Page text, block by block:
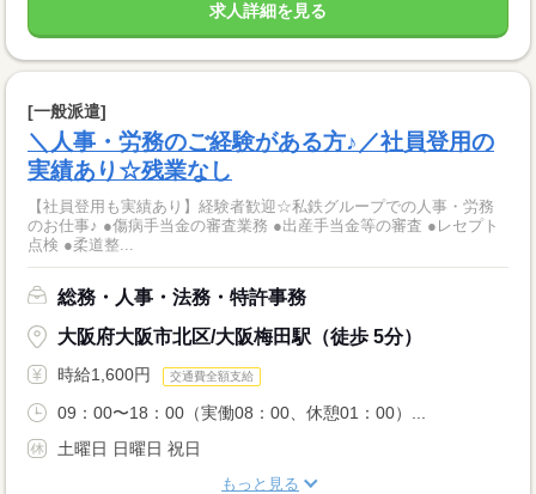
求人詳細を見る
[一般派遣]
＼人事・労務のご経験がある方♪／社員登用の
実績あり☆残業なし
【社員登用も実績あり】経験者歓迎☆私鉄グループでの人事・労務
のお仕事♪ ●傷病手当金の審査業務 ●出産手当金等の審査 ●レセプト
点検 ●柔道整...
総務・人事・法務・特許事務
大阪府大阪市北区/大阪梅田駅（徒歩 5分）
時給1,600円 交通費全額支給
09：00〜18：00（実働08：00、休憩01：00）...
土曜日 日曜日 祝日
もっと見る